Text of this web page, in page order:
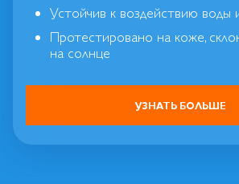
Устойчив к воздействию воды
Протестировано на коже,
на солнце
УЗНАТЬ БОЛЬШЕ